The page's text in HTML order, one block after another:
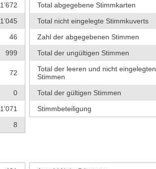
1’672
1’045
46
999
72
0
1’071
8
Total abgegebene Stimmkarten
Total nicht eingelegte Stimmkuverts
Zahl der abgegebenen Stimmen
Total der ungültigen Stimmen
Total der leeren und nicht eingelegten
Stimmen
Total der gültigen Stimmen
Stimmbeteiligung